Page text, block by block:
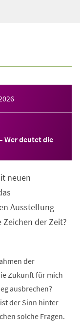
Wer deutet die
neuen
Ausstellung
Zeichen der Zeit?
der
Zukunft für mich
ausbrechen?
der Sinn hinter
solche Fragen.